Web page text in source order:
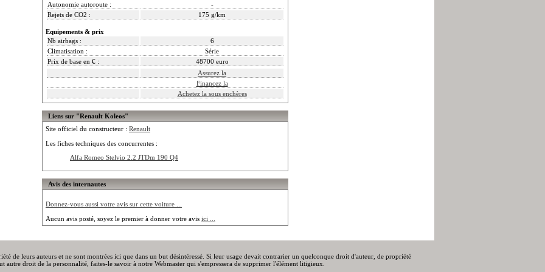
Autonomie autoroute :
-
Rejets de CO2 :
175 g/km
Equipements & prix
Nb airbags :
6
Climatisation :
Série
Prix de base en € :
48700 euro
Assurez la
Financez la
Achetez la sous enchères
Liens sur "Renault Koleos"
Site officiel du constructeur : Renault
Les fiches techniques des concurrentes :
Alfa Romeo Stelvio 2.2 JTDm 190 Q4
Avis des internautes
Donnez-vous aussi votre avis sur cette voiture ...
Aucun avis posté, soyez le premier à donner votre avis ici ...
de leurs auteurs et ne sont montrées ici que dans un but désintéressé. Si leur usage devait contrarier un quelconque droit d'auteur, de propriété
autre droit de la personnalité, faites-le savoir à notre Webmaster qui s'empressera de supprimer l'élément litigieux.